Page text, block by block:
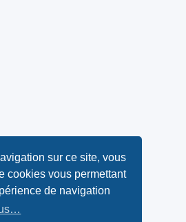
sur ce site, vous
cookies vous permettant
de navigation